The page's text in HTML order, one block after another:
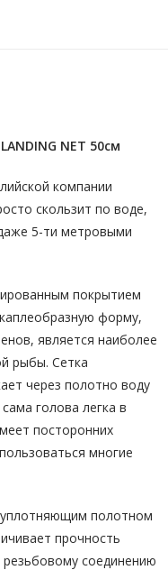
NET 50см
компании
скользит по воде,
5-ти метровыми
покрытием
форму,
является наиболее
рыбы. Сетка
через полотно воду
голова легка в
посторонних
многие
полотном
прочность
резьбовому соединению